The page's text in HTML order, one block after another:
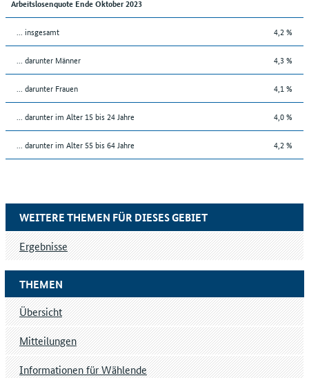
Arbeitslosenquote Ende Oktober 2023
... insgesamt 4,2 %
... darunter Männer 4,3 %
... darunter Frauen 4,1 %
... darunter im Alter 15 bis 24 Jahre 4,0 %
... darunter im Alter 55 bis 64 Jahre 4,2 %
THEMEN
Übersicht
Mitteilungen
Informationen für Wählende
WEITERE THEMEN FÜR DIESES GEBIET
Ergebnisse